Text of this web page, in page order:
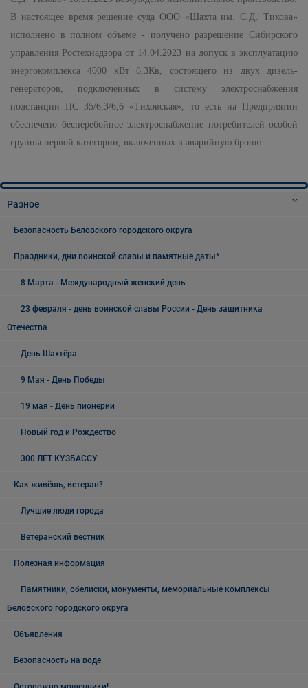
В настоящее время решение суда ООО «Шахта им. С.Д. Тихова»
исполнено в полном объеме - получено разрешение Сибирского
управления Ростехнадзора от 14.04.2023 на допуск в эксплуатацию
энергокомплекса 4000 кВт 6,3Кв, состоящего из двух дизель-
генераторов, подключенных в систему электроснабжения
подстанции ПС 35/6,3/6,6 «Тиховская», то есть на Предприятии
обеспечено бесперебойное электроснабжение потребителей особой
группы первой категории, включенных в аварийную броню.
Разное
Безопасность Беловского городского округа
Праздники, дни воинской славы и памятные даты*
8 Марта - Международный женский день
23 февраля - день воинской славы России - День защитника
Отечества
День Шахтёра
9 Мая - День Победы
19 мая - День пионерии
Новый год и Рождество
300 ЛЕТ КУЗБАССУ
Как живёшь, ветеран?
Лучшие люди города
Ветеранский вестник
Полезная информация
Памятники, обелиски, монументы, мемориальные комплексы
Беловского городского округа
Объявления
Безопасность на воде